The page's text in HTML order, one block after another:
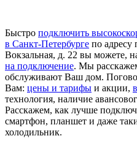
Быстро подключить
в Санкт-Петербурге по адресу
Вокзальная, д. 22 вы можете,
на подключение. Мы
обслуживают Ваш дом.
Вам: цены и тарифы и акции,
технология, наличие
Расскажем, как лучше
смартфон, планшет и даже
холодильник.